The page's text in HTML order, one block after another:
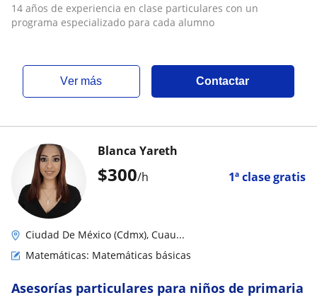
14 años de experiencia en clase particulares con un
programa especializado para cada alumno
ver más Contactar
$300/h 1ª clase gratis
Blanca Yareth
Ciudad De México (Cdmx), Cuau...
Matemáticas: Matemáticas básicas
Asesorías particulares para niños de primaria